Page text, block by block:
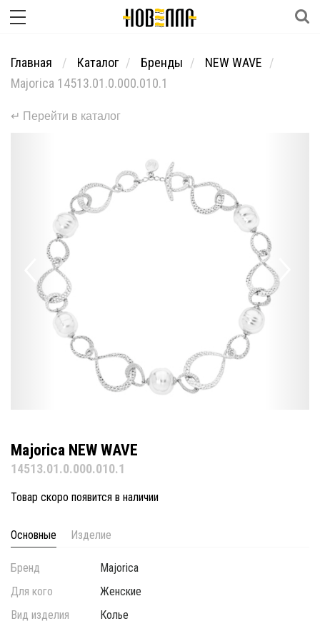
Главная Каталог Бренды
NEW WAVE
Majorica 14513.01.0.000.010.1
↵ Перейти в каталог
Majorica NEW WAVE
14513.01.0.000.010.1
Товар скоро появится в наличии
Основные Изделие
Бренд
Majorica
Для кого
Женские
Вид изделия
Колье